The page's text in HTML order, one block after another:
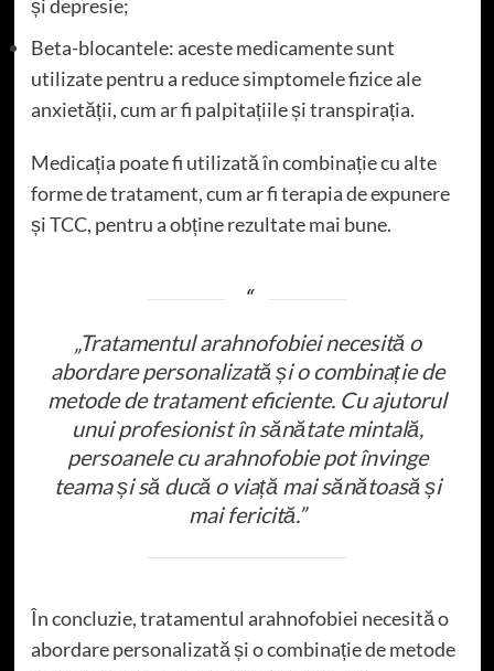
și depresie;
Beta-blocantele: aceste medicamente sunt
utilizate pentru a reduce simptomele fizice ale
anxietății, cum ar fi palpitațiile și transpirația.
Medicația poate fi utilizată în combinație cu alte
forme de tratament, cum ar fi terapia de expunere
și TCC, pentru a obține rezultate mai bune.
„Tratamentul arahnofobiei necesită o
abordare personalizată și o combinație de
metode de tratament eficiente. Cu ajutorul
unui profesionist în sănătate mintală,
persoanele cu arahnofobie pot învinge
teama și să ducă o viață mai sănătoasă și
mai fericită.”
În concluzie, tratamentul arahnofobiei necesită o
abordare personalizată și o combinație de metode